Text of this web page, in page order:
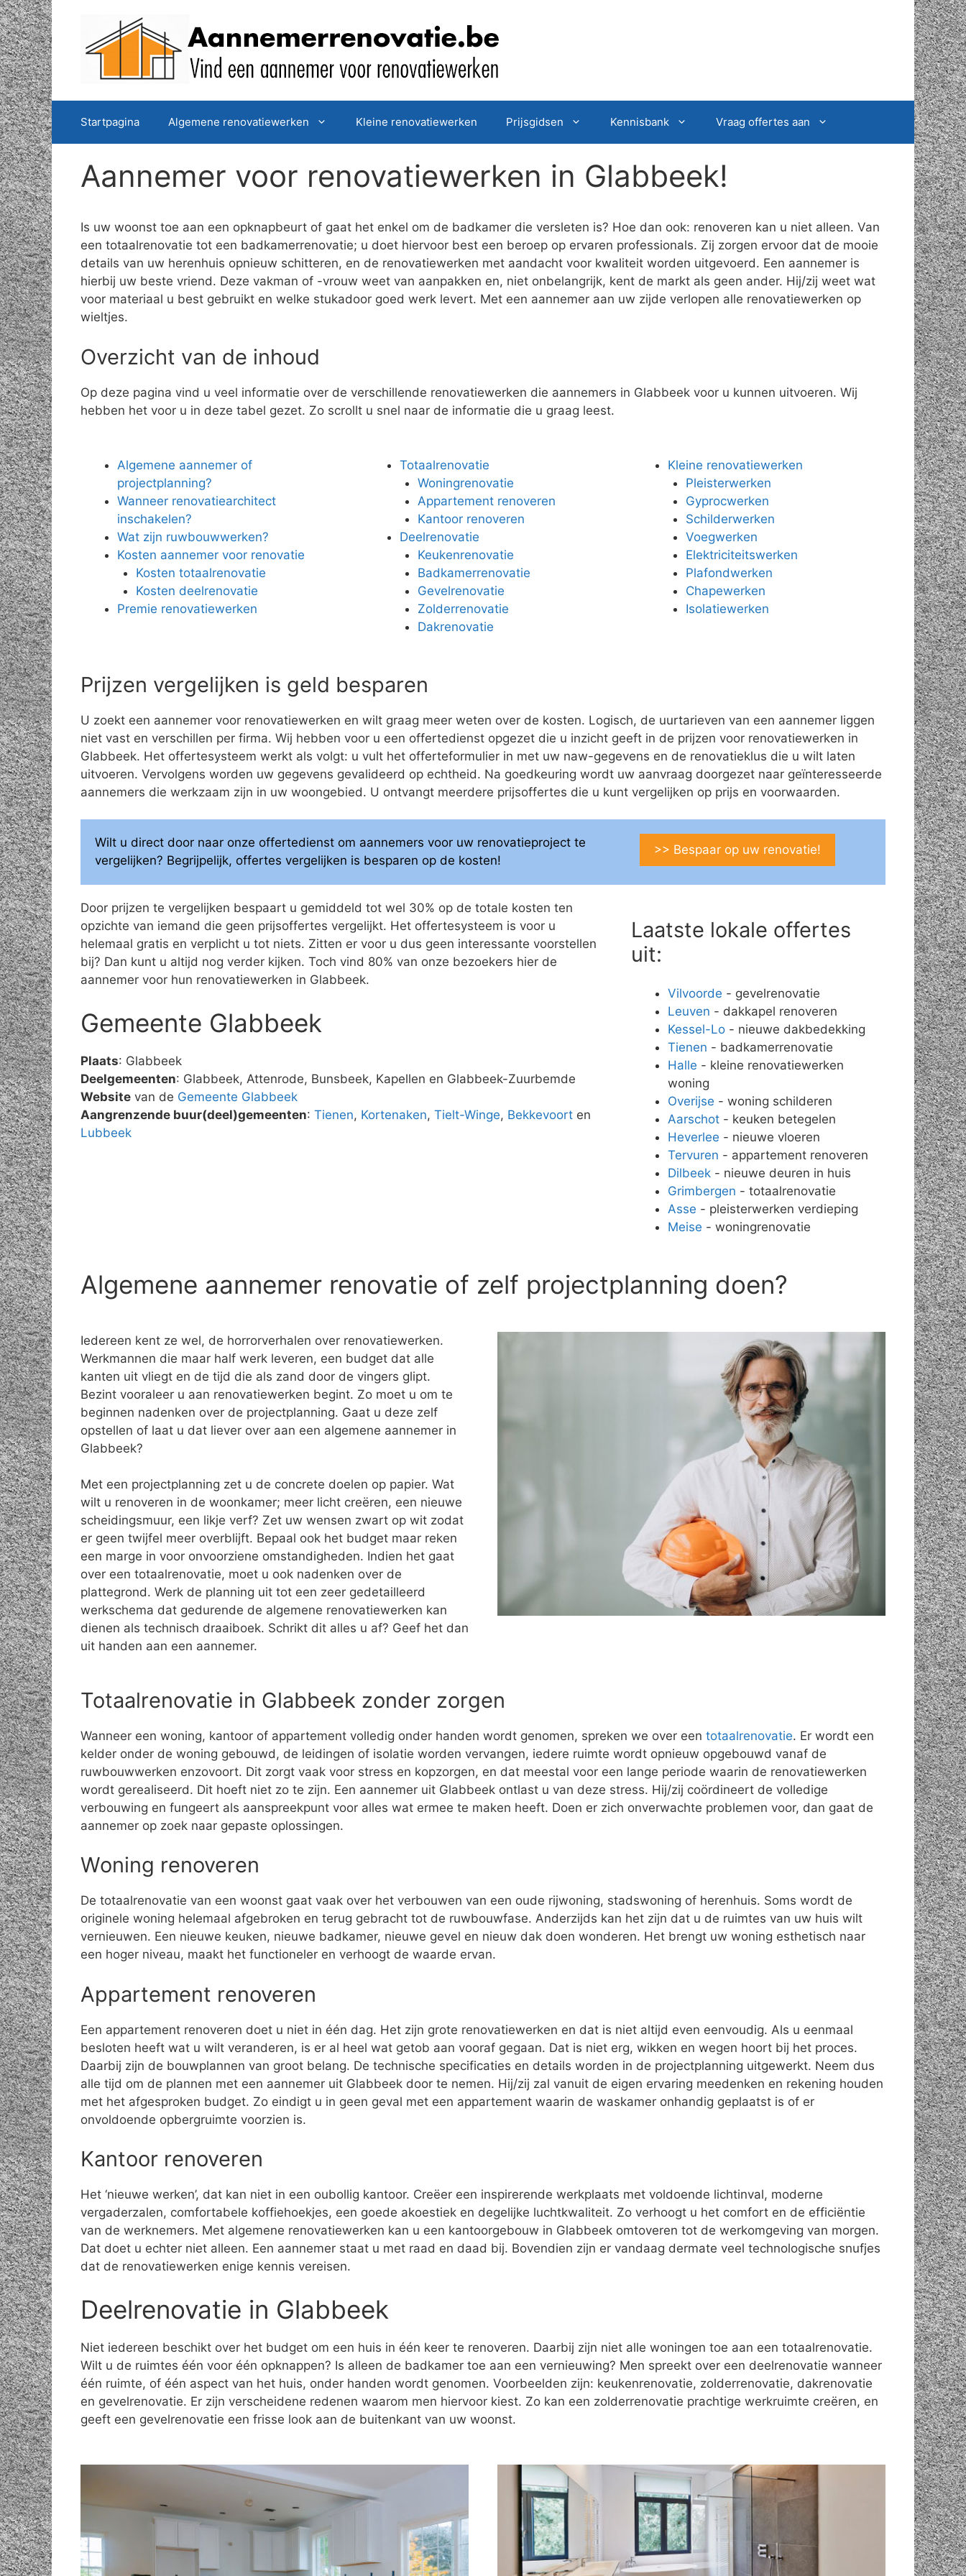
Spring
naar
de
inhoud
Startpagina Algemene renovatiewerken Kleine renovatiewerken Prijsgidsen Kennisbank Vraag offertes aan
Aannemer voor renovatiewerken in Glabbeek!
Is uw woonst toe aan een opknapbeurt of gaat het enkel om de badkamer die versleten is? Hoe dan ook: renoveren kan u niet alleen. Van
een totaalrenovatie tot een badkamerrenovatie; u doet hiervoor best een beroep op ervaren professionals. Zij zorgen ervoor dat de mooie
details van uw herenhuis opnieuw schitteren, en de renovatiewerken met aandacht voor kwaliteit worden uitgevoerd. Een aannemer is
hierbij uw beste vriend. Deze vakman of -vrouw weet van aanpakken en, niet onbelangrijk, kent de markt als geen ander. Hij/zij weet wat
voor materiaal u best gebruikt en welke stukadoor goed werk levert. Met een aannemer aan uw zijde verlopen alle renovatiewerken op
wieltjes.
Overzicht van de inhoud
Op deze pagina vind u veel informatie over de verschillende renovatiewerken die aannemers in Glabbeek voor u kunnen uitvoeren. Wij
hebben het voor u in deze tabel gezet. Zo scrollt u snel naar de informatie die u graag leest.
Algemene aannemer of
projectplanning?
Wanneer renovatiearchitect
inschakelen?
Wat zijn ruwbouwwerken?
Kosten aannemer voor renovatie
Kosten totaalrenovatie
Kosten deelrenovatie
Premie renovatiewerken
Totaalrenovatie
Woningrenovatie
Appartement renoveren
Kantoor renoveren
Deelrenovatie
Keukenrenovatie
Badkamerrenovatie
Gevelrenovatie
Zolderrenovatie
Dakrenovatie
Kleine renovatiewerken
Pleisterwerken
Gyprocwerken
Schilderwerken
Voegwerken
Elektriciteitswerken
Plafondwerken
Chapewerken
Isolatiewerken
Prijzen vergelijken is geld besparen
U zoekt een aannemer voor renovatiewerken en wilt graag meer weten over de kosten. Logisch, de uurtarieven van een aannemer liggen
niet vast en verschillen per firma. Wij hebben voor u een offertedienst opgezet die u inzicht geeft in de prijzen voor renovatiewerken in
Glabbeek. Het offertesysteem werkt als volgt: u vult het offerteformulier in met uw naw-gegevens en de renovatieklus die u wilt laten
uitvoeren. Vervolgens worden uw gegevens gevalideerd op echtheid. Na goedkeuring wordt uw aanvraag doorgezet naar geïnteresseerde
aannemers die werkzaam zijn in uw woongebied. U ontvangt meerdere prijsoffertes die u kunt vergelijken op prijs en voorwaarden.
Wilt u direct door naar onze offertedienst om aannemers voor uw renovatieproject te
vergelijken? Begrijpelijk, offertes vergelijken is besparen op de kosten!
>> Bespaar op uw renovatie!
Door prijzen te vergelijken bespaart u gemiddeld tot wel 30% op de totale kosten ten
opzichte van iemand die geen prijsoffertes vergelijkt. Het offertesysteem is voor u
helemaal gratis en verplicht u tot niets. Zitten er voor u dus geen interessante voorstellen
bij? Dan kunt u altijd nog verder kijken. Toch vind 80% van onze bezoekers hier de
aannemer voor hun renovatiewerken in Glabbeek.
Gemeente Glabbeek
Plaats: Glabbeek
Deelgemeenten: Glabbeek, Attenrode, Bunsbeek, Kapellen en Glabbeek-Zuurbemde
Website van de Gemeente Glabbeek
Aangrenzende buur(deel)gemeenten: Tienen, Kortenaken, Tielt-Winge, Bekkevoort en
Lubbeek
Laatste lokale offertes
uit:
Vilvoorde - gevelrenovatie
Leuven - dakkapel renoveren
Kessel-Lo- nieuwe dakbedekking
Tienen - badkamerrenovatie
Halle - kleine renovatiewerken
woning
Overijse - woning schilderen
Aarschot- keuken betegelen
Heverlee - nieuwe vloeren
Tervuren - appartement renoveren
Dilbeek- nieuwe deuren in huis
Grimbergen - totaalrenovatie
Asse - pleisterwerken verdieping
Meise - woningrenovatie
Algemene aannemer renovatie of zelf projectplanning doen?
Iedereen kent ze wel, de horrorverhalen over renovatiewerken.
Werkmannen die maar half werk leveren, een budget dat alle
kanten uit vliegt en de tijd die als zand door de vingers glipt.
Bezint vooraleer u aan renovatiewerken begint. Zo moet u om te
beginnen nadenken over de projectplanning. Gaat u deze zelf
opstellen of laat u dat liever over aan een algemene aannemer in
Glabbeek?
Met een projectplanning zet u de concrete doelen op papier. Wat
wilt u renoveren in de woonkamer; meer licht creëren, een nieuwe
scheidingsmuur, een likje verf? Zet uw wensen zwart op wit zodat
er geen twijfel meer overblijft. Bepaal ook het budget maar reken
een marge in voor onvoorziene omstandigheden. Indien het gaat
over een totaalrenovatie, moet u ook nadenken over de
plattegrond. Werk de planning uit tot een zeer gedetailleerd
werkschema dat gedurende de algemene renovatiewerken kan
dienen als technisch draaiboek. Schrikt dit alles u af? Geef het dan
uit handen aan een aannemer.
Totaalrenovatie in Glabbeek zonder zorgen
Wanneer een woning, kantoor of appartement volledig onder handen wordt genomen, spreken we over een totaalrenovatie. Er wordt een
kelder onder de woning gebouwd, de leidingen of isolatie worden vervangen, iedere ruimte wordt opnieuw opgebouwd vanaf de
ruwbouwwerken enzovoort. Dit zorgt vaak voor stress en kopzorgen, en dat meestal voor een lange periode waarin de renovatiewerken
wordt gerealiseerd. Dit hoeft niet zo te zijn. Een aannemer uit Glabbeek ontlast u van deze stress. Hij/zij coördineert de volledige
verbouwing en fungeert als aanspreekpunt voor alles wat ermee te maken heeft. Doen er zich onverwachte problemen voor, dan gaat de
aannemer op zoek naar gepaste oplossingen.
Woning renoveren
De totaalrenovatie van een woonst gaat vaak over het verbouwen van een oude rijwoning, stadswoning of herenhuis. Soms wordt de
originele woning helemaal afgebroken en terug gebracht tot de ruwbouwfase. Anderzijds kan het zijn dat u de ruimtes van uw huis wilt
vernieuwen. Een nieuwe keuken, nieuwe badkamer, nieuwe gevel en nieuw dak doen wonderen. Het brengt uw woning esthetisch naar
een hoger niveau, maakt het functioneler en verhoogt de waarde ervan.
Appartement renoveren
Een appartement renoveren doet u niet in één dag. Het zijn grote renovatiewerken en dat is niet altijd even eenvoudig. Als u eenmaal
besloten heeft wat u wilt veranderen, is er al heel wat getob aan vooraf gegaan. Dat is niet erg, wikken en wegen hoort bij het proces.
Daarbij zijn de bouwplannen van groot belang. De technische specificaties en details worden in de projectplanning uitgewerkt. Neem dus
alle tijd om de plannen met een aannemer uit Glabbeek door te nemen. Hij/zij zal vanuit de eigen ervaring meedenken en rekening houden
met het afgesproken budget. Zo eindigt u in geen geval met een appartement waarin de waskamer onhandig geplaatst is of er
onvoldoende opbergruimte voorzien is.
Kantoor renoveren
Het ‘nieuwe werken’, dat kan niet in een oubollig kantoor. Creëer een inspirerende werkplaats met voldoende lichtinval, moderne
vergaderzalen, comfortabele koffiehoekjes, een goede akoestiek en degelijke luchtkwaliteit. Zo verhoogt u het comfort en de efficiëntie
van de werknemers. Met algemene renovatiewerken kan u een kantoorgebouw in Glabbeek omtoveren tot de werkomgeving van morgen.
Dat doet u echter niet alleen. Een aannemer staat u met raad en daad bij. Bovendien zijn er vandaag dermate veel technologische snufjes
dat de renovatiewerken enige kennis vereisen.
Deelrenovatie in Glabbeek
Niet iedereen beschikt over het budget om een huis in één keer te renoveren. Daarbij zijn niet alle woningen toe aan een totaalrenovatie.
Wilt u de ruimtes één voor één opknappen? Is alleen de badkamer toe aan een vernieuwing? Men spreekt over een deelrenovatie wanneer
één ruimte, of één aspect van het huis, onder handen wordt genomen. Voorbeelden zijn: keukenrenovatie, zolderrenovatie, dakrenovatie
en gevelrenovatie. Er zijn verscheidene redenen waarom men hiervoor kiest. Zo kan een zolderrenovatie prachtige werkruimte creëren, en
geeft een gevelrenovatie een frisse look aan de buitenkant van uw woonst.